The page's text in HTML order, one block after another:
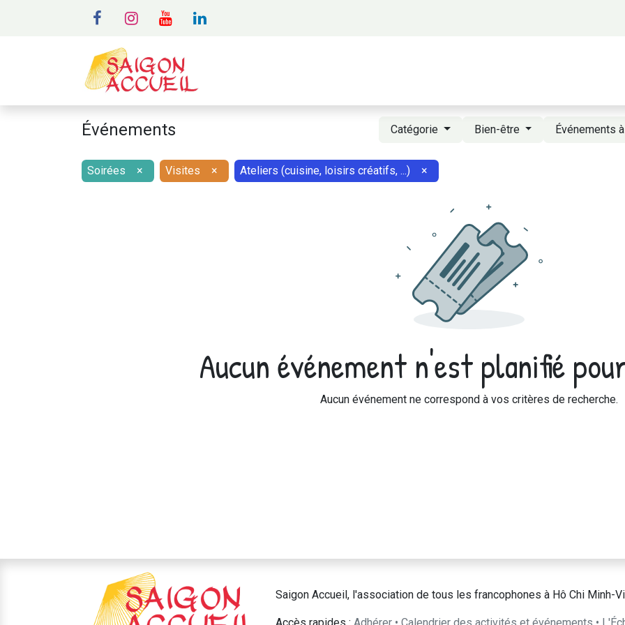
Événements Catégorie Bien-être Événements
Soirées × Visites × Ateliers (cuisine, loisirs créatifs, ...) ×
Aucun événement n'est planifié
Aucun événement ne correspond à vos critères de recherche.
Saigon Accueil, l'association de tous les francophones à Hô Chi Minh-